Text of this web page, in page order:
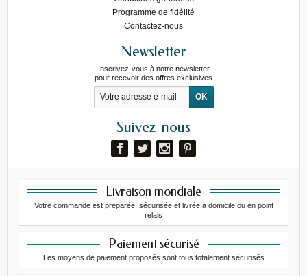
Programme de fidélité
Contactez-nous
Newsletter
Inscrivez-vous à notre newsletter
pour recevoir des offres exclusives
Suivez-nous
Livraison mondiale
Votre commande est preparée, sécurisée et livrée à domicile ou en point
relais
Paiement sécurisé
Les moyens de paiement proposés sont tous totalement sécurisés